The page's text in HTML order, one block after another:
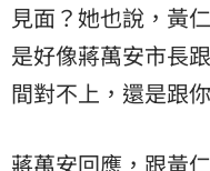
見面？她也說，黃
是好像蔣萬安市長
間對不上，還是跟
蔣萬安回應，跟黃